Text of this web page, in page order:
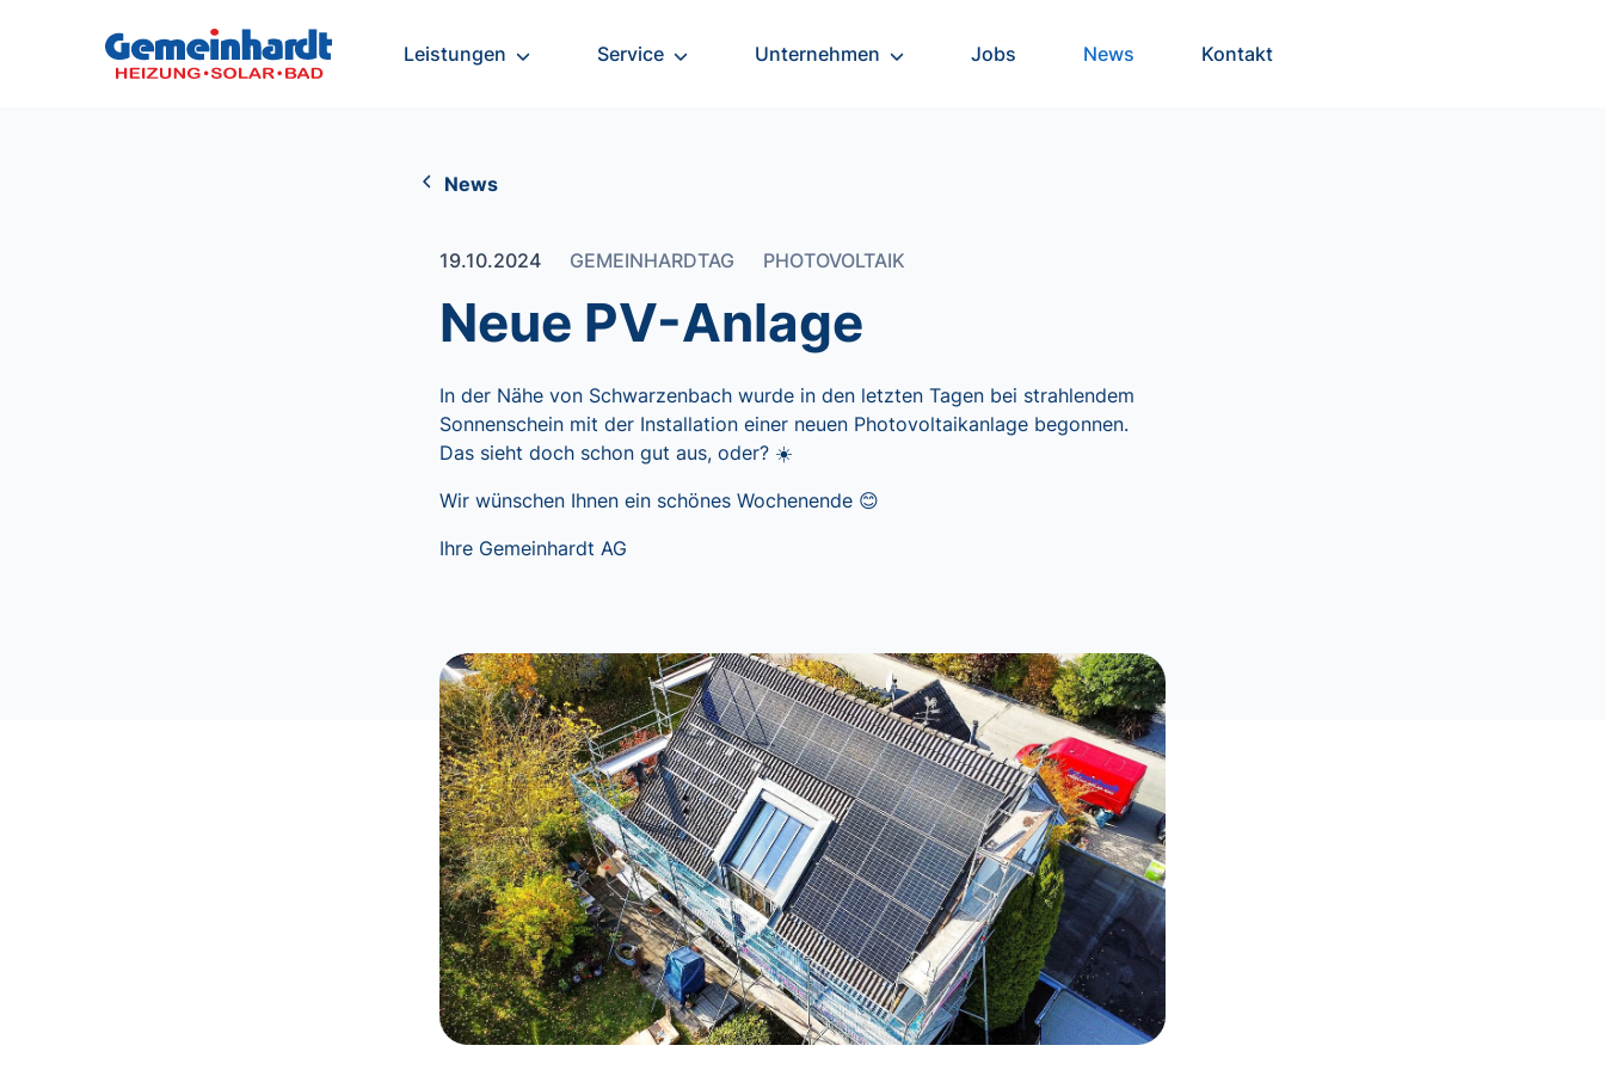
Leistungen Service Unternehmen Jobs News Kontakt
News
19.10.2024 GEMEINHARDTAG PHOTOVOLTAIK
Neue PV-Anlage
In der Nähe von Schwarzenbach wurde in den letzten Tagen bei strahlendem
Sonnenschein mit der Installation einer neuen Photovoltaikanlage begonnen.
Das sieht doch schon gut aus, oder? ☀️
Wir wünschen Ihnen ein schönes Wochenende 😊
Ihre Gemeinhardt AG